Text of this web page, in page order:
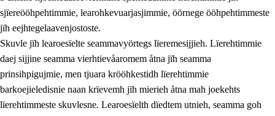
sjïereööhpehtimmie, learohkevuarjasjimmie, öörnege ööhpehtimmeste
jïh eejhtegelaavenjostoste.
Skuvle jïh learoesïelte seammavyörtegs lïeremesijjieh. Lïerehtimmie
daej sijjine seamma vierhtievåaromem åtna jïh seamma
prinsihpigujmie, men tjuara krööhkestidh lïerehtimmie
barkoejieledisnie naan krïevemh jïh mierieh åtna mah joekehts
lïerehtimmeste skuvlesne. Learoesïelth dïedtem utnieh, seamma goh